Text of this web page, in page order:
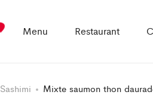
Menu Restaurant
Sashimi Mixte saumon thon